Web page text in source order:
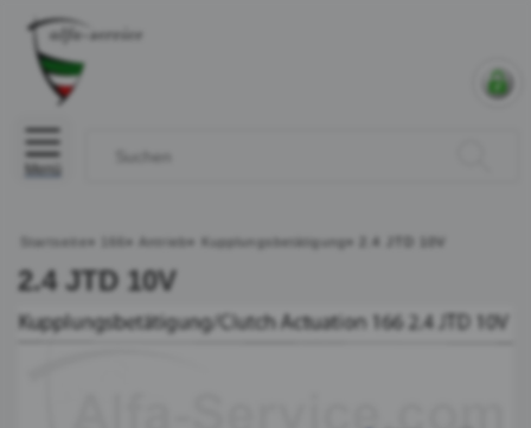
Menü
Startseite » » Antrieb » Kupplungsbetätigung»
2.4 JTD 10V